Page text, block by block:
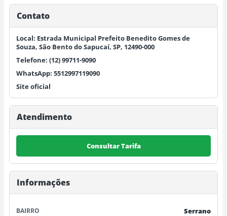
Contato
Local: Estrada Municipal Prefeito Benedito Gomes de
Souza, São Bento do Sapucaí, SP, 12490-000
Telefone: (12) 99711-9090
WhatsApp: 5512997119090
Site oficial
Atendimento
Consultar Tarifa
Informações
BAIRRO Serrano